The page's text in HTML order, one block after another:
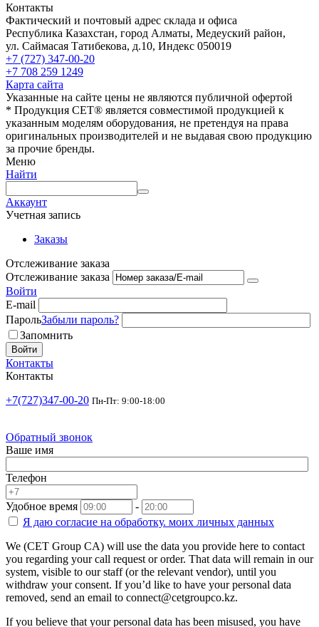
Контакты
Фактический и почтовый адрес склада и офиса
Республика Казахстан, город Алматы, Медеуский район,
ул. Саймасая Татибекова, д.10, Индекс 050019
+7 (727) 347-00-20
+7 708 259 1249
Карта сайта
Указанные на сайте цены не являются публичной офертой
* Продукция СЕТ® является совместимой продукцией к
указанным моделям оборудования, не претендуя на права
оригинальных производителей и не выдавая свою продукцию
за прочие бренды.
Меню
Найти
Аккаунт
Учетная запись
Заказы
Отслеживание заказа
Отслеживание заказа
Войти
E-mail
ПарольЗабыли пароль?
Запомнить
Войти
Контакты
Контакты
+7(727)347-00-20 Пн-Пт: 9:00-18:00
Обратный звонок
Ваше имя
Телефон
Удобное время
-
Я даю согласие на обработку. моих личных данных
We (CET Group CA) will use the data you provide here to contact
you regarding your call request or order. That data will remain in our
system, visible to our staff (or the relevant vendor), until you
withdraw your consent. If you’d like to have your personal data
removed, send an email to connect@cetgroupco.kz.
If you believe that your personal data has been misused, you have